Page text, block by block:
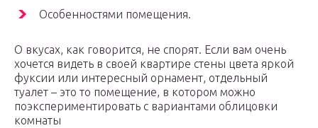
Особенностями помещения.
О вкусах, как говорится, не спорят. Если вам очень
хочется видеть в своей квартире стены цвета яркой
фуксии или интересный орнамент, отдельный
туалет – это то помещение, в котором можно
поэкспериментировать с вариантами облицовки
комнаты